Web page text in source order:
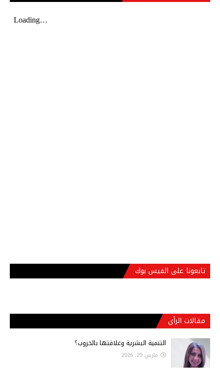
تابعونا على الفيس بوك
مقالات الرأي
التنمية البشرية وعلاقتها بالحروب؟
مارس 29, 2026